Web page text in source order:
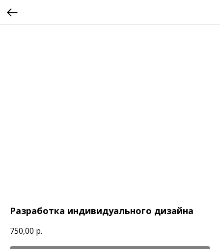
Разработка индивидуального дизайна
750,00 р.